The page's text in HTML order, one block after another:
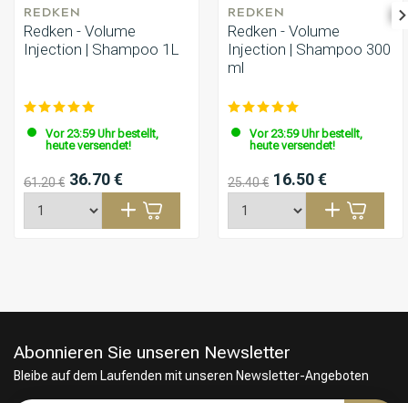
REDKEN
Redken - Volume
Injection | Shampoo 1L
Vor 23:59 Uhr bestellt,
heute versendet!
61.20 € 36.70 €
REDKEN
Redken - Volume
Injection | Shampoo 300
ml
Vor 23:59 Uhr bestellt,
heute versendet!
25.40 € 16.50 €
Abonnieren Sie unseren Newsletter
Bleibe auf dem Laufenden mit unseren Newsletter-Angeboten